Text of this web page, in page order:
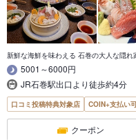
新鮮な海鮮を味わえる 石巻の大人な隠れ
5001～6000円
JR石巻駅出口より徒歩約4分
口コミ投稿特典対象店 COIN+支払い
クーポン